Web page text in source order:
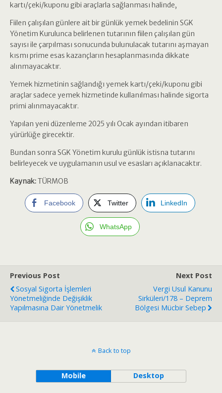
kartı/çeki/kuponu gibi araçlarla sağlanması halinde,
Fiilen çalışılan günlere ait bir günlük yemek bedelinin SGK
Yönetim Kurulunca belirlenen tutarının fiilen çalışılan gün
sayısı ile çarpılması sonucunda bulunulacak tutarını aşmayan
kısmı prime esas kazançların hesaplanmasında dikkate
alınmayacaktır.
Yemek hizmetinin sağlandığı yemek kartı/çeki/kuponu gibi
araçlar sadece yemek hizmetinde kullanılması halinde sigorta
primi alınmayacaktır.
Yapılan yeni düzenleme 2025 yılı Ocak ayından itibaren
yürürlüğe girecektir.
Bundan sonra SGK Yönetim kurulu günlük istisna tutarını
belirleyecek ve uygulamanın usul ve esasları açıklanacaktır.
Kaynak:TÜRMOB
Facebook Twitter LinkedIn
WhatsApp
Previous Post
Sosyal Sigorta İşlemleri
Yönetmeliğinde Değişiklik
Yapılmasına Dair Yönetmelik
Next Post
Vergi Usul Kanunu
Sirküleri/178 – Deprem
Bölgesi Mücbir Sebep
Back to top
Mobile Desktop